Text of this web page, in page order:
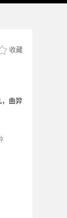
收藏
，曲羿